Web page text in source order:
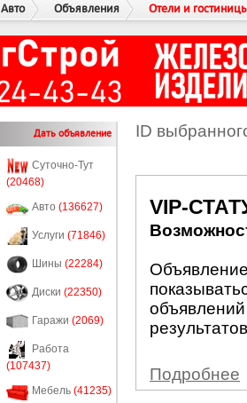
Авто Объявления Отели и
Дать объявление
Суточно-Тут
(20468)
Авто (136627)
Услуги (71846)
Шины (22284)
Диски (22350)
Гаражи (2069)
Работа
(107437)
Мебель (41235)
ID
VIP-
Подробнее